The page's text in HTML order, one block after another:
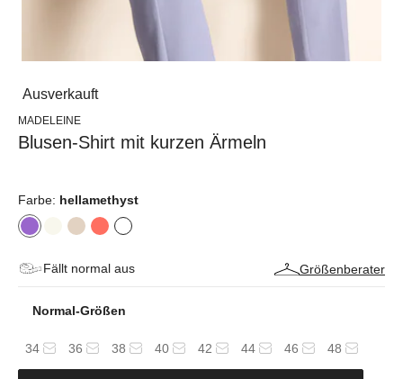
Ausverkauft
MADELEINE
Blusen-Shirt mit kurzen Ärmeln
Farbe: hellamethyst
Fällt normal aus Größenberater
Normal-Größen
34 36 38 40 42 44 46 48